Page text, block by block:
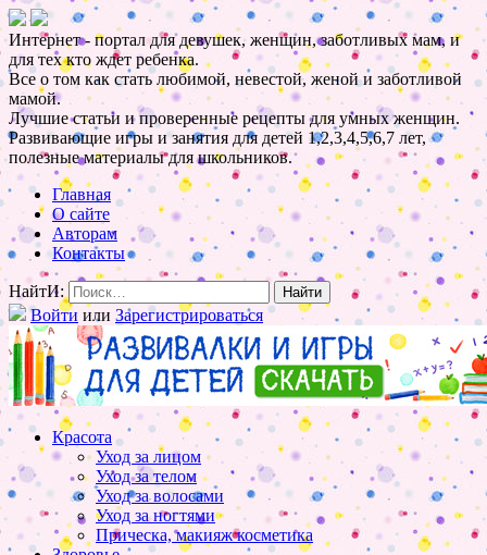
Интернет - портал для девушек, женщин, заботливых мам, и
для тех кто ждет ребенка.
Все о том как стать любимой, невестой, женой и заботливой
мамой.
Лучшие статьи и проверенные рецепты для умных женщин.
Развивающие игры и занятия для детей 1,2,3,4,5,6,7 лет,
полезные материалы для школьников.
Главная
О сайте
Авторам
Контакты
НайтИ:
Войти или Зарегистрироваться
Красота
Уход за лицом
Уход за телом
Уход за волосами
Уход за ногтями
Прическа, макияж косметика